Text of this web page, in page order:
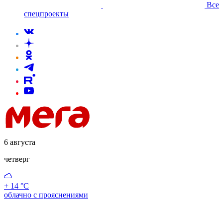
Все
спецпроекты
6 августа
четверг
+ 14 °С
облачно с прояснениями